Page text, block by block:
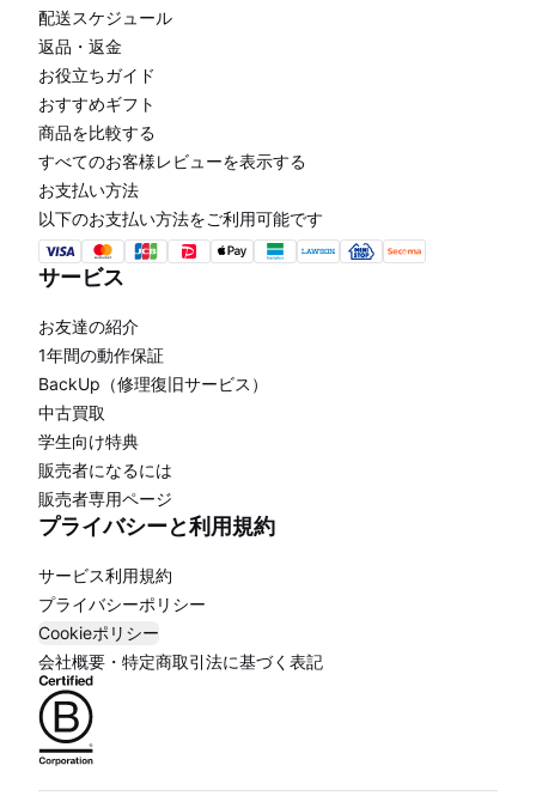
配送スケジュール
返品・返金
お役立ちガイド
おすすめギフト
商品を比較する
すべてのお客様レビューを表示する
お支払い方法
以下のお支払い方法をご利用可能です
サービス
お友達の紹介
1年間の動作保証
BackUp（修理復旧サービス）
中古買取
学生向け特典
販売者になるには
販売者専用ページ
プライバシーと利用規約
サービス利用規約
プライバシーポリシー
Cookieポリシー
会社概要・特定商取引法に基づく表記